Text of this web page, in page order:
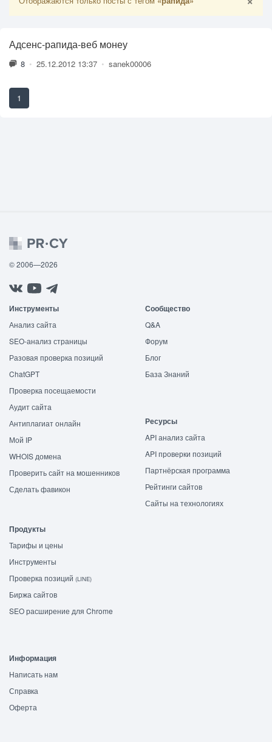
Адсенс-рапида-веб монеу
8 • 25.12.2012 13:37 • sanek00006
1
© 2006—2026
Инструменты
Анализ сайта
SEO-анализ страницы
Разовая проверка позиций
ChatGPT
Проверка посещаемости
Аудит сайта
Антиплагиат онлайн
Мой IP
WHOIS домена
Проверить сайт на мошенников
Сделать фавикон
Сообщество
Q&A
Форум
Блог
База Знаний
Ресурсы
API анализ сайта
API проверки позиций
Партнёрская программа
Рейтинги сайтов
Сайты на технологиях
Продукты
Тарифы и цены
Инструменты
Проверка позиций (LINE)
Биржа сайтов
SEO расширение для Chrome
Информация
Написать нам
Справка
Оферта